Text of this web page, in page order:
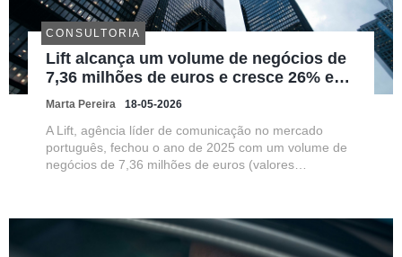
CONSULTORIA
Lift alcança um volume de negócios de
7,36 milhões de euros e cresce 26% em
2025
Marta Pereira 18-05-2026
A Lift, agência líder de comunicação no mercado
português, fechou o ano de 2025 com um volume de
negócios de 7,36 milhões de euros (valores
rentabilidade, superou os 1,3 milhões d...